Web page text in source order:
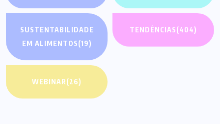
SUSTENTABILIDADE
EM ALIMENTOS(19)
TENDÊNCIAS(404)
WEBINAR(26)